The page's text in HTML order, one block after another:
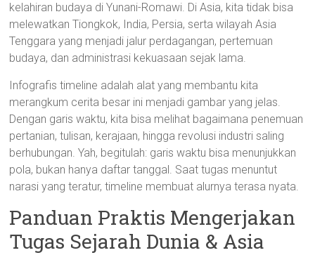
kelahiran budaya di Yunani-Romawi. Di Asia, kita tidak bisa
melewatkan Tiongkok, India, Persia, serta wilayah Asia
Tenggara yang menjadi jalur perdagangan, pertemuan
budaya, dan administrasi kekuasaan sejak lama.
Infografis timeline adalah alat yang membantu kita
merangkum cerita besar ini menjadi gambar yang jelas.
Dengan garis waktu, kita bisa melihat bagaimana penemuan
pertanian, tulisan, kerajaan, hingga revolusi industri saling
berhubungan. Yah, begitulah: garis waktu bisa menunjukkan
pola, bukan hanya daftar tanggal. Saat tugas menuntut
narasi yang teratur, timeline membuat alurnya terasa nyata.
Panduan Praktis Mengerjakan
Tugas Sejarah Dunia & Asia